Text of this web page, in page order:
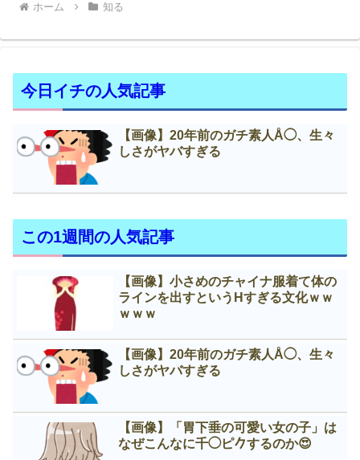
ホーム 知る
今日イチの人気記事
【画像】20年前のガチ素人Å◯、生々
しさがヤバすぎる
この1週間の人気記事
【画像】小さめのチャイナ服着て体の
ラインを出すというНすぎる文化ｗｗ
ｗｗｗ
【画像】20年前のガチ素人Å◯、生々
しさがヤバすぎる
【画像】「胃下垂の可愛い女の子」は
なぜこんなに千◯ピ𠂊するのか😍